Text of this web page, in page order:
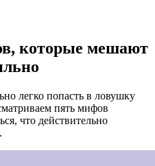
которые мешают
легко попасть в ловушку
пять мифов
что действительно